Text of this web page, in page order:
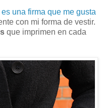
es una firma que me gusta
con mi forma de vestir.
que imprimen en cada